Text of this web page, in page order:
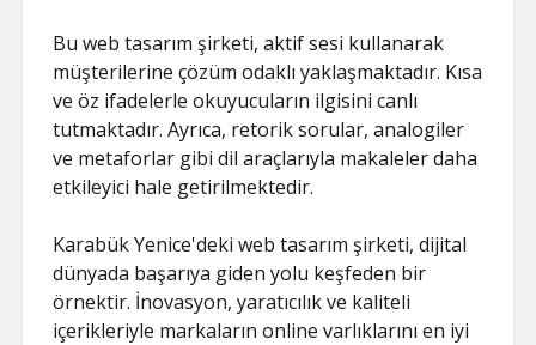
Bu web tasarım şirketi, aktif sesi kullanarak
müşterilerine çözüm odaklı yaklaşmaktadır. Kısa
ve öz ifadelerle okuyucuların ilgisini canlı
tutmaktadır. Ayrıca, retorik sorular, analogiler
ve metaforlar gibi dil araçlarıyla makaleler daha
etkileyici hale getirilmektedir.
Karabük Yenice'deki web tasarım şirketi, dijital
dünyada başarıya giden yolu keşfeden bir
örnektir. İnovasyon, yaratıcılık ve kaliteli
içerikleriyle markaların online varlıklarını en iyi